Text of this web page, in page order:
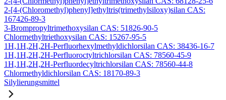
2-[4-(Chloromethyl)phenyl]ethyltris(trimethylsiloxy)silan CAS:
167426-89-3
3-Brompropyltrimethoxysilan CAS: 51826-90-5
Chlormethyltriethoxysilan CAS: 15267-95-5
1H,1H,2H,2H-Perfluorhexylmethyldichlorsilan CAS: 38436-16-7
1H,1H,2H,2H-Perfluoroctyltrichlorsilan CAS: 78560-45-9
1H,1H,2H,2H-Perfluordecyltrichlorsilan CAS: 78560-44-8
Chlormethyldichlorsilan CAS: 18170-89-3
Silylierungsmittel